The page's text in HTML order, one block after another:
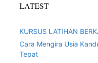
LATEST
KURSUS LATIHAN
Cara Mengira Usia
Tepat